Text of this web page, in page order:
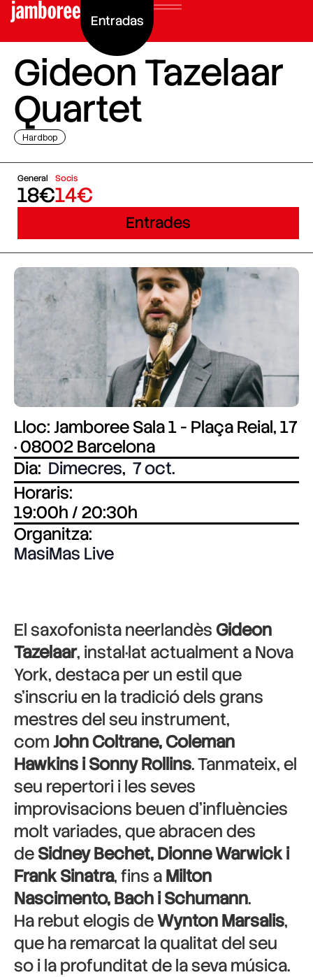
Entradas
Gideon Tazelaar
Quartet
Hardbop
General
18€
Socis
14€
Entrades
Lloc: Jamboree Sala 1 - Plaça Reial, 17
· 08002 Barcelona
Dia: Dimecres, 7 oct.
Horaris:
19:00h / 20:30h
Organitza:
MasiMas Live
El saxofonista neerlandèsGideon
Tazelaar, instal·lat actualment a Nova
York, destaca per un estil que
s’inscriu en la tradició dels grans
mestres del seu instrument,
comJohn Coltrane, Coleman
Hawkins i Sonny Rollins. Tanmateix, el
seu repertori i les seves
improvisacions beuen d’influències
molt variades, que abracen des
deSidney Bechet, Dionne Warwick i
Frank Sinatra, fins aMilton
Nascimento, Bach i Schumann.
Ha rebut elogis deWynton Marsalis,
que ha remarcat la qualitat del seu
so i la profunditat de la seva música.